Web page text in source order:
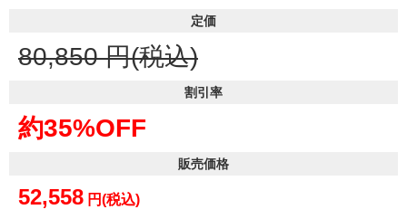
定価
80,850 円(税込)
割引率
約35%OFF
販売価格
52,558 円(税込)